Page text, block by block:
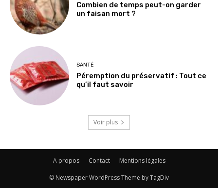
Combien de temps peut-on garder
un faisan mort ?
SANTÉ
Péremption du préservatif : Tout ce
qu’il faut savoir
Voir plus
A propos Contact Mentions légales
© Newspaper WordPress Theme by TagDiv